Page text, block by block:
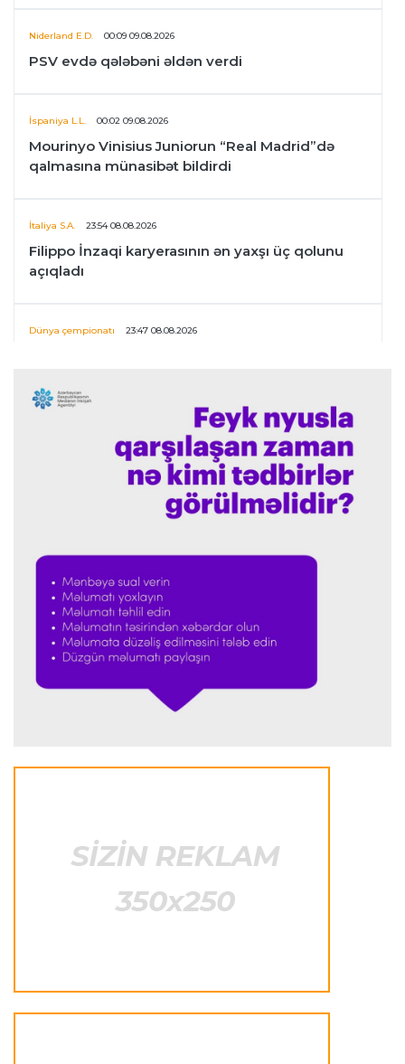
Niderland E.D. 00:09 09.08.2026
PSV evdə qələbəni əldən verdi
İspaniya L.L. 00:02 09.08.2026
Mourinyo Vinisius Juniorun “Real Madrid”də
qalmasına münasibət bildirdi
İtaliya S.A. 23:54 08.08.2026
Filippo İnzaqi karyerasının ən yaxşı üç qolunu
açıqladı
Dünya çempionatı 23:47 08.08.2026
Donald Trampın oğlu Enes Kanterin WNBA
planını dəstəklədi
“Ferrari”nin məni necə təhlil etdiyini görəndə
şoka düşdüm”
Formula-1 23:18 08.08.2026
“Ferrari”nin sabiq mühəndisi Həmiltonu
Şumaxerlə müqayisə etdi
PSJ “Mançester Yunayted”lə heç-heçə etdi